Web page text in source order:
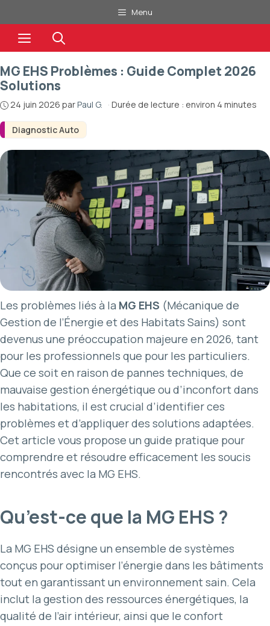
au
contenu
Menu
Menu
Diagnostic Auto
MG EHS Problèmes : Guide Complet 2026
Solutions
24 juin 2026 parPaul G. · Durée de lecture : environ 4 minutes
Les problèmes liés à la MG EHS (Mécanique de
Gestion de l’Énergie et des Habitats Sains) sont
devenus une préoccupation majeure en 2026, tant
pour les professionnels que pour les particuliers.
Que ce soit en raison de pannes techniques, de
mauvaise gestion énergétique ou d’inconfort dans
les habitations, il est crucial d’identifier ces
problèmes et d’appliquer des solutions adaptées.
Cet article vous propose un guide pratique pour
comprendre et résoudre efficacement les soucis
rencontrés avec la MG EHS.
Qu’est-ce que la MG EHS ?
La MG EHS désigne un ensemble de systèmes
conçus pour optimiser l’énergie dans les bâtiments
tout en garantissant un environnement sain. Cela
inclut la gestion des ressources énergétiques, la
qualité de l’air intérieur, ainsi que le confort